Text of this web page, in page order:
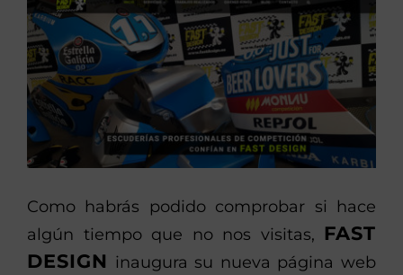
imagen
más
grande
Como habrás podido comprobar si hace
algún tiempo que no nos visitas, FAST
DESIGN inaugura su nueva página web